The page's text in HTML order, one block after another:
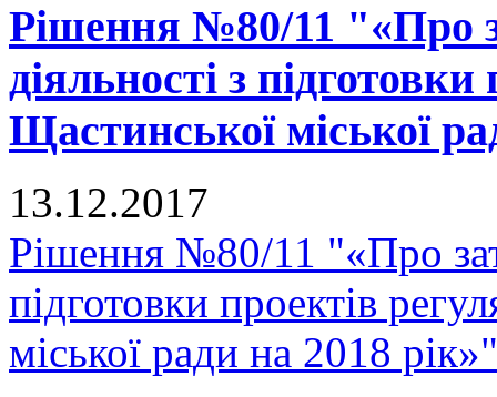
Рішення №80/11 "«Про
діяльності з
Щастинської міської
13.12.2017
Рішення №80/11 "«Про
підготовки проектів
міської ради на 2018 рік»"